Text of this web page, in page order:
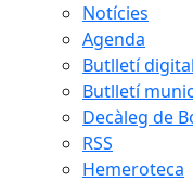
Notícies
Agenda
Butlletí digital
Butlletí
Decàleg de
RSS
Hemeroteca